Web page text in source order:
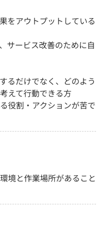
をアウトプットしている
サービス改善のために自
るだけでなく、どのよう
えて行動できる方
役割・アクションが苦で
境と作業場所があること